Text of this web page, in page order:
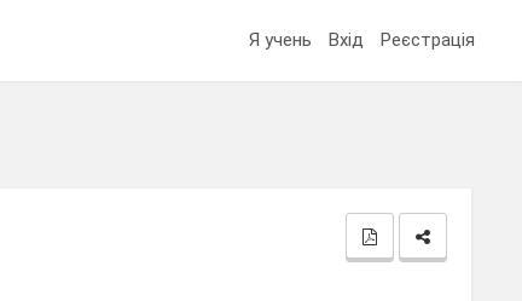
Я учень Вхід Реєстрація